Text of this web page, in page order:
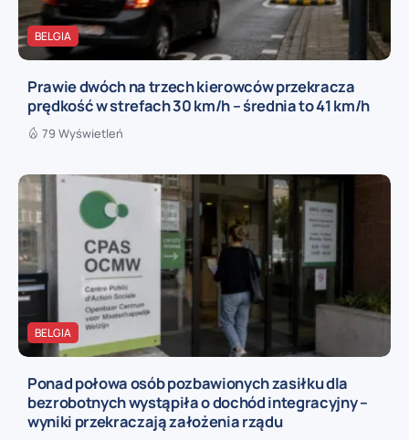
BELGIA
Prawie dwóch na trzech kierowców przekracza
prędkość w strefach 30 km/h – średnia to 41 km/h
79 Wyświetleń
BELGIA
Ponad połowa osób pozbawionych zasiłku dla
bezrobotnych wystąpiła o dochód integracyjny –
wyniki przekraczają założenia rządu